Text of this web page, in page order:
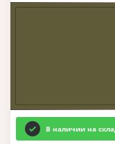
В наличии на